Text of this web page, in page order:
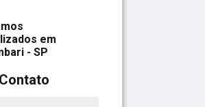
em
- SP